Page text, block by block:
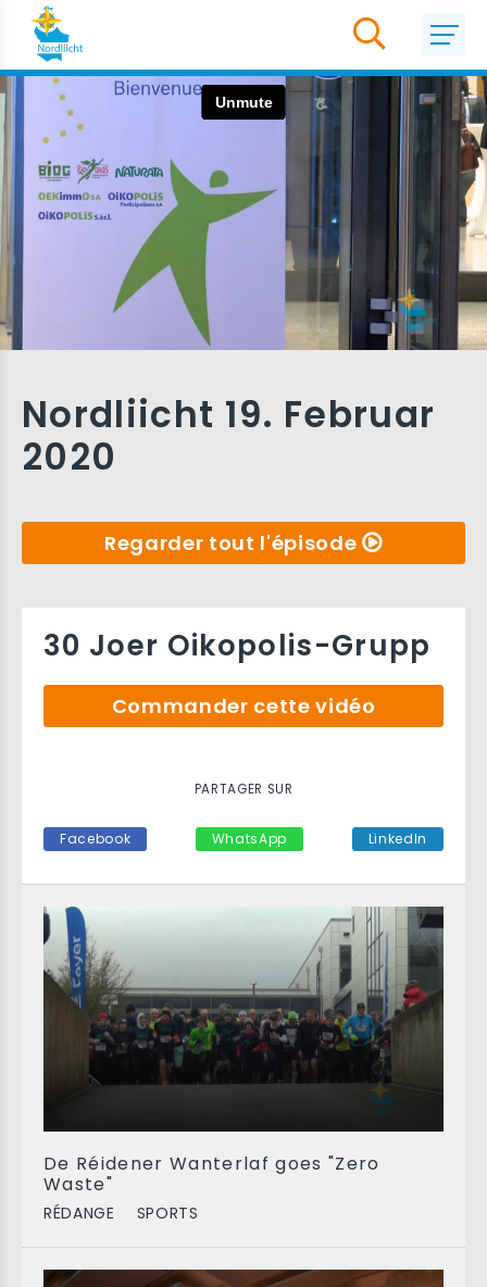
Nordliicht 19. Februar
2020
Regarder tout l'épisode
De Réidener Wanterlaf goes "Zero
Waste"
RÉDANGE SPORTS
30 Joer Oikopolis-Grupp
Commander cette vidéo
PARTAGER SUR
Facebook WhatsApp LinkedIn